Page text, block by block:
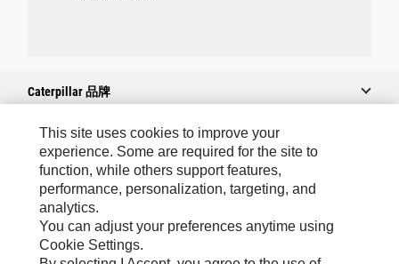
Caterpillar 品牌
Caterpillar.com
联系 Caterpillar
我的营销首选项
站点地图
This site uses cookies to improve your
experience. Some are required for the site to
function, while others support features,
performance, personalization, targeting, and
analytics.
You can adjust your preferences anytime using
Cookie Settings.